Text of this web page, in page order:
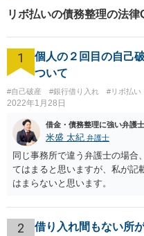
ら8分】
リボ払いの債務整理の法
1
個人の２回目の自己
ついて
#自己破産 #銀行借り入れ #リボ払い
2022年1月28日
借金・債務整理に強い弁護士
米盛 太紀 弁護士
同じ事務所で違う弁護士の場
てはまると思いますが、私が
はまらないと思います。
2
借り入れ間もない所